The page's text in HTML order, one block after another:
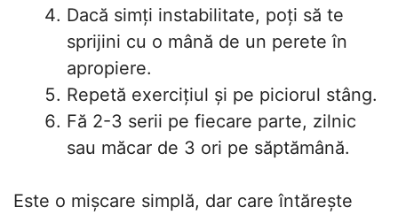
Dacă simți instabilitate, poți să te
sprijini cu o mână de un perete în
apropiere.
Repetă exercițiul și pe piciorul stâng.
Fă 2-3 serii pe fiecare parte, zilnic
sau măcar de 3 ori pe săptămână.
Este o mișcare simplă, dar care întărește